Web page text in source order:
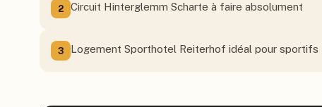
2 Circuit Hinterglemm Scharte à faire absolument
3 Logement Sporthotel Reiterhof idéal pour sportifs